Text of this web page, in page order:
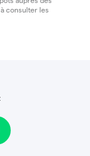
consulter les